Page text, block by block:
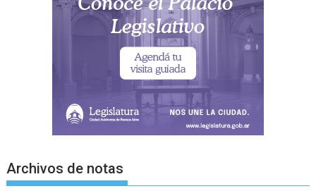
Archivos de notas